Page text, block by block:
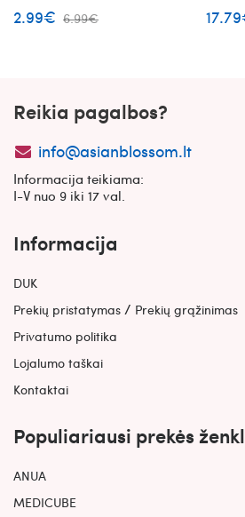
2.99€ 6.99€
Reikia pagalbos?
info@asianblossom.lt
Informacija teikiama:
I-V nuo 9 iki 17 val.
Informacija
DUK
Prekių pristatymas / Prekių grąžinimas
Privatumo politika
Lojalumo taškai
Kontaktai
Populiariausi prekės
ANUA
MEDICUBE